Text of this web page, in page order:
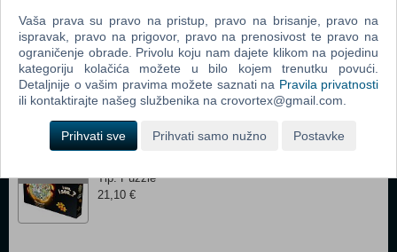
PRIVREMENO
NEDOSTUPNO
Wasgij What If Money Grew On Trees?
Tip: Puzzle
21,10 €
Tip: Puzzle
21,10 €
Vaša prava su pravo na pristup, pravo na brisanje, pravo na
ispravak, pravo na prigovor, pravo na prenosivost te pravo na
ograničenje obrade. Privolu koju nam dajete klikom na pojedinu
kategoriju kolačića možete u bilo kojem trenutku povući.
Detaljnije o vašim pravima možete saznati na Pravila privatnosti
ili kontaktirajte našeg službenika na crovortex@gmail.com.
Prihvati sve Prihvati samo nužno Postavke